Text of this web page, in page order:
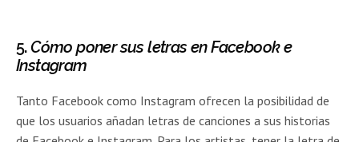
5.Cómo poner sus letras en Facebook e
Instagram
Tanto Facebook como Instagram ofrecen la posibilidad de
que los usuarios añadan letras de canciones a sus historias